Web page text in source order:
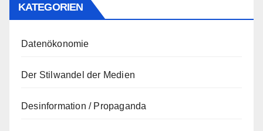
KATEGORIEN
Datenökonomie
Der Stilwandel der Medien
Desinformation / Propaganda